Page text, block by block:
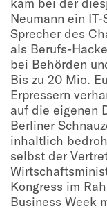
kam bei der
Neumann ein
Sprecher des
als Berufs-
bei Behörden
Bis zu 20 Mio.
Erpressern
auf die eigenen
Berliner
inhaltlich
selbst der
Kongress im
Business Week